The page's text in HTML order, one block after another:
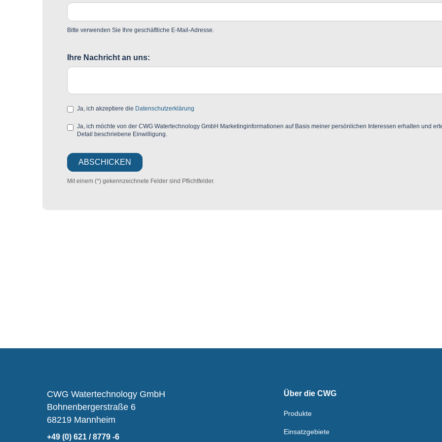
Bitte verwenden Sie Ihre geschäftliche E-Mail-Adresse.
Ihre Nachricht an uns:
Ja, ich akzeptiere die Datenschutzerklärung
Ja, ich möchte von der CWG Watertechnology GmbH Marketinginformationen auf Basis meiner persönlichen Interessen erhalten und
Detail beschriebene Einwilligung.
Mit einem (*) gekennzeichnete Felder sind Pflichtfelder.
CWG Watertechnology GmbH
Bohnenbergerstraße 6
68219 Mannheim
+49 (0) 621 / 8779 -6
Über die CWG
Produkte
Einsatzgebiete